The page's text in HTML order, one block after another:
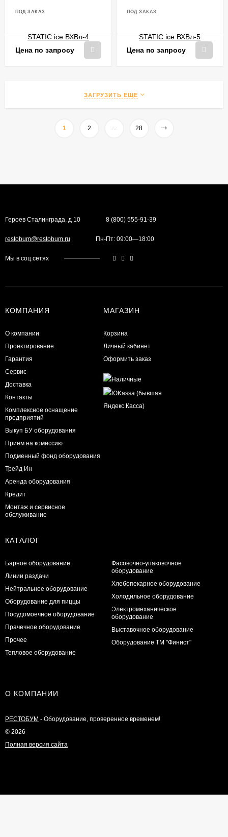
ПОД ЗАКАЗ
Цена по запросу
ПОД ЗАКАЗ
Цена по запросу
ЗАГРУЗИТЬ ЕЩЕ
1 2 ... 28
Героев Сталинграда, д 10 8 (800) 555-91-39
restobum@restobum.ru Пн-Пт: 09:00—18:00
Мы в соц.сетях
КОМПАНИЯ
О компании
Проектирование
Гарантия
Сервис
Доставка
Контакты
Комплексное оснащение
предприятий
Выкуп БУ оборудования
Прием на комиссию
Подменный фонд оборудования
Трейд Ин
Аренда оборудования
Кредит
Монтаж и сервисное
обслуживание
МАГАЗИН
Корзина
Личный кабинет
Оформить заказ
КАТАЛОГ
Барное оборудование
Линии раздачи
Нейтральное оборудование
Оборудование для пиццы
Посудомоечное оборудование
Прачечное оборудование
Прочее
Тепловое оборудование
Фасовочно-упаковочное
оборудование
Хлебопекарное оборудование
Холодильное оборудование
Электромеханическое
оборудование
Выставочное оборудование
Оборудование ТМ "Финист"
О КОМПАНИИ
РЕСТОБУМ - Оборудование, проверенное временем!
© 2026
Полная версия сайта